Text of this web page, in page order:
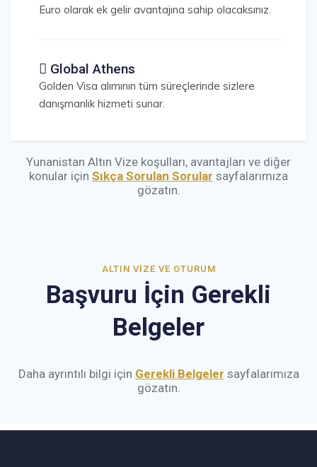
Euro olarak ek gelir avantajına sahip olacaksınız.
Global Athens
Golden Visa alımının tüm süreçlerinde sizlere
danışmanlık hizmeti sunar.
Yunanistan Altın Vize koşulları, avantajları ve diğer
konular için Sıkça Sorulan Sorular sayfalarımıza
gözatın.
ALTIN VIZE VE OTURUM
Başvuru İçin Gerekli
Belgeler
Daha ayrıntılı bilgi için Gerekli Belgeler sayfalarımıza
gözatın.